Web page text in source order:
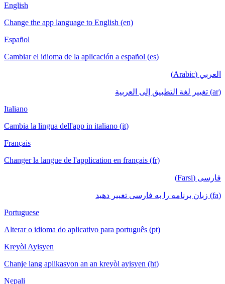
English
Change the app language to English (en)
Español
Cambiar el idioma de la aplicación a español (es)
العربي (Arabic)
(ar) تغيير لغة التطبيق إلى العربية
Italiano
Cambia la lingua dell'app in italiano (it)
Français
Changer la langue de l'application en français (fr)
فارسی (Farsi)
(fa) زبان برنامه را به فارسی تغییر دهید
Portuguese
Alterar o idioma do aplicativo para português (pt)
Kreyòl Ayisyen
Chanje lang aplikasyon an an kreyòl ayisyen (ht)
Nepali